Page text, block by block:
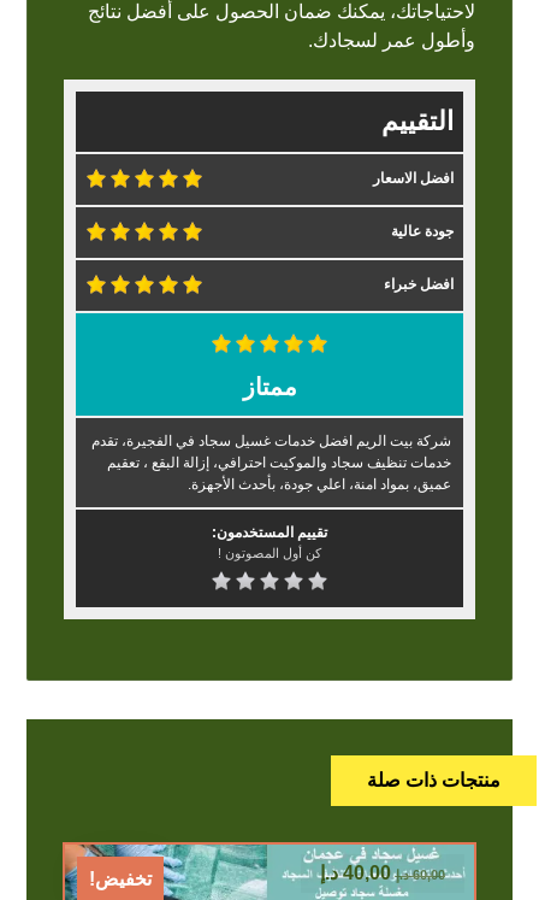
لاحتياجاتك، يمكنك ضمان الحصول على أفضل نتائج
وأطول عمر لسجادك.
التقييم
افضل الاسعار
جودة عالية
افضل خبراء
ممتاز
شركة بيت الريم افضل خدمات غسيل سجاد في الفجيرة، تقدم
خدمات تنظيف سجاد والموكيت احترافي، إزالة البقع ، تعقيم
عميق، بمواد امنة، اعلي جودة، بأحدث الأجهزة.
تقييم المستخدمون:
كن أول المصوتون !
منتجات ذات صلة
تخفيض! 60,00 د.إ 40,00 د.إ